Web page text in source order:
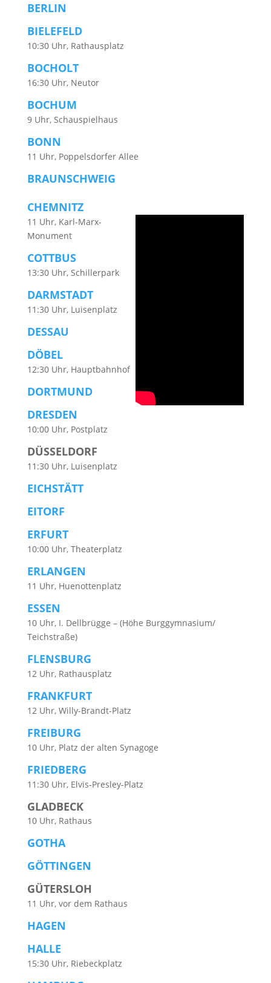
BERLIN
BIELEFELD
10:30 Uhr, Rathausplatz
BOCHOLT
16:30 Uhr, Neutor
BOCHUM
9 Uhr, Schauspielhaus
BONN
11 Uhr, Poppelsdorfer Allee
BRAUNSCHWEIG
CHEMNITZ
11 Uhr, Karl-Marx-
Monument
COTTBUS
13:30 Uhr, Schillerpark
DARMSTADT
11:30 Uhr, Luisenplatz
DESSAU
DÖBEL
12:30 Uhr, Hauptbahnhof
DORTMUND
DRESDEN
10:00 Uhr, Postplatz
DÜSSELDORF
11:30 Uhr, Luisenplatz
EICHSTÄTT
EITORF
ERFURT
10:00 Uhr, Theaterplatz
ERLANGEN
11 Uhr, Huenottenplatz
ESSEN
10 Uhr, I. Dellbrügge – (Höhe Burggymnasium/
Teichstraße)
FLENSBURG
12 Uhr, Rathausplatz
FRANKFURT
12 Uhr, Willy-Brandt-Platz
FREIBURG
10 Uhr, Platz der alten Synagoge
FRIEDBERG
11:30 Uhr, Elvis-Presley-Platz
GLADBECK
10 Uhr, Rathaus
GOTHA
GÖTTINGEN
GÜTERSLOH
11 Uhr, vor dem Rathaus
HAGEN
HALLE
15:30 Uhr, Riebeckplatz